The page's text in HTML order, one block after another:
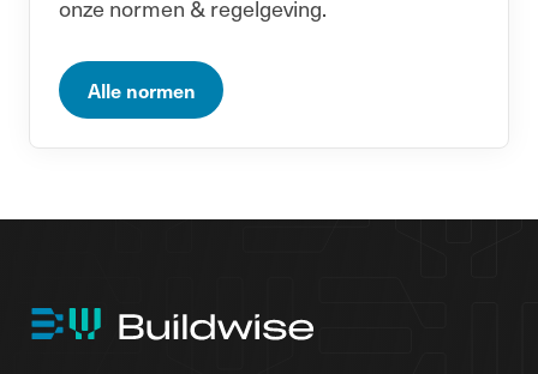
onze normen & regelgeving.
Alle normen